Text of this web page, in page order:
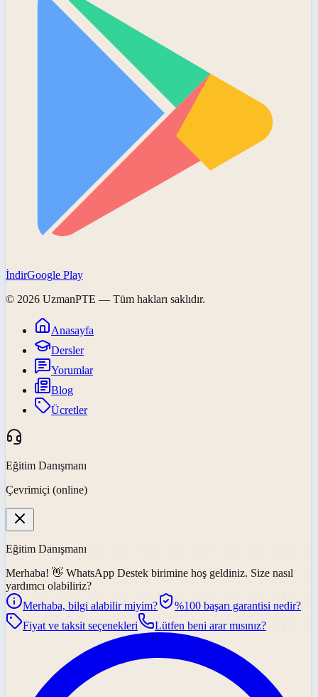
İndirGoogle Play
© 2026 UzmanPTE — Tüm hakları saklıdır.
Anasayfa
Dersler
Yorumlar
Blog
Ücretler
Eğitim Danışmanı
Çevrimiçi (online)
Eğitim Danışmanı
Merhaba! 👋 WhatsApp Destek birimine hoş geldiniz. Size nasıl
yardımcı olabiliriz?
Merhaba, bilgi alabilir miyim?
%100 başarı garantisi nedir?
Fiyat ve taksit seçenekleri
Lütfen beni arar mısınız?